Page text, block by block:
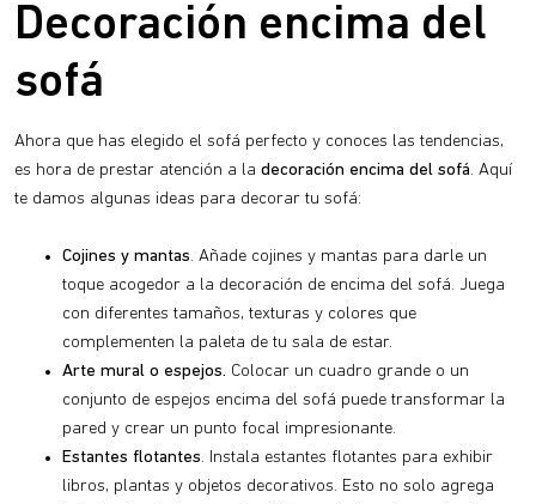
Decoración encima del
sofá
Ahora que has elegido el sofá perfecto y conoces las tendencias,
es hora de prestar atención a la decoración encima del sofá. Aquí
te damos algunas ideas para decorar tu sofá:
Cojines y mantas. Añade cojines y mantas para darle un
toque acogedor a la decoración de encima del sofá. Juega
con diferentes tamaños, texturas y colores que
complementen la paleta de tu sala de estar.
Arte mural o espejos. Colocar un cuadro grande o un
conjunto de espejos encima del sofá puede transformar la
pared y crear un punto focal impresionante.
Estantes flotantes. Instala estantes flotantes para exhibir
libros, plantas y objetos decorativos. Esto no solo agrega